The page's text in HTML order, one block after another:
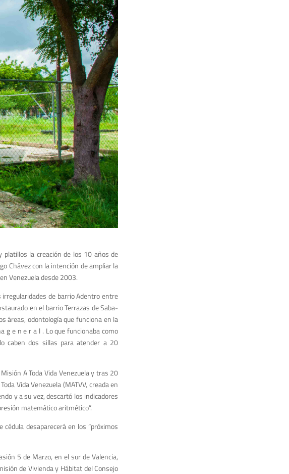
platillos la creación de los 10 años de
Chávez con la intención de ampliar la
Venezuela desde 2003.
de barrio Adentro entre
en el barrio Terrazas de Saba­
áreas, odontología que funciona en la
g e n e r a l . Lo que fun­cionaba como
caben dos sillas para atender a 20
A Toda Vida Venezuela y tras 20
Vida Venezuela (MA­TVV, creada en
y a su vez, descartó los indicadores
matemático aritmético”.
desaparecerá en los “próxi­mos
5 de Marzo, en el sur de Valencia,
de Vivienda y Hábitat del Consejo